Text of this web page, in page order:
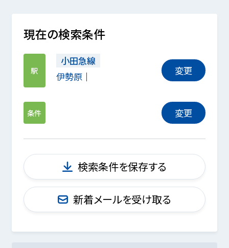
現在の検索条件
駅
小田急線
伊勢原
変更
条件 変更
検索条件を保存する
新着メールを受け取る